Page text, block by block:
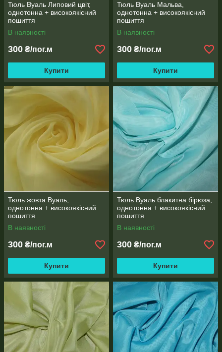
Тюль Вуаль Липовий цвіт,
однотонна + високоякісний
пошиття
В наявності
300 ₴/пог.м
Купити
Тюль Вуаль Мальва,
однотонна + високоякісний
пошиття
В наявності
300 ₴/пог.м
Купити
Тюль жовта Вуаль,
однотонна + високоякісний
пошиття
В наявності
300 ₴/пог.м
Купити
Тюль Вуаль блакитна бірюза,
однотонна + високоякісний
пошиття
В наявності
300 ₴/пог.м
Купити